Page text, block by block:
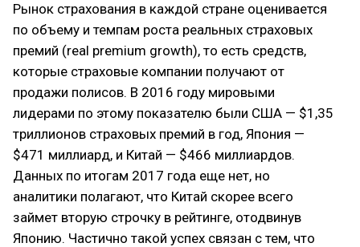
Рынок страхования в каждой стране оценивается
по объему и темпам роста реальных страховых
премий (real premium growth), то есть средств,
которые страховые компании получают от
продажи полисов. В 2016 году мировыми
лидерами по этому показателю были США — $1,35
триллионов страховых премий в год, Япония —
$471 миллиард, и Китай — $466 миллиардов.
Данных по итогам 2017 года еще нет, но
аналитики полагают, что Китай скорее всего
займет вторую строчку в рейтинге, отодвинув
Японию. Частично такой успех связан с тем, что